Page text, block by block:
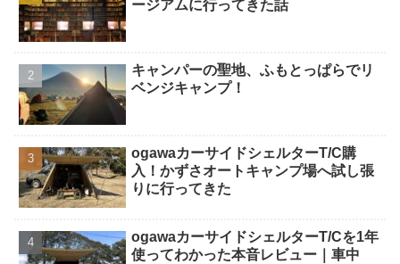
ージアムに行ってきた話
キャンパーの聖地、ふもとっぱらでリ
ベンジキャンプ！
ogawaカーサイドシェルターT/C購
入！かずさオートキャンプ場へ試し張
りに行ってきた
ogawaカーサイドシェルターT/Cを1年
使ってわかった本音レビュー｜車中